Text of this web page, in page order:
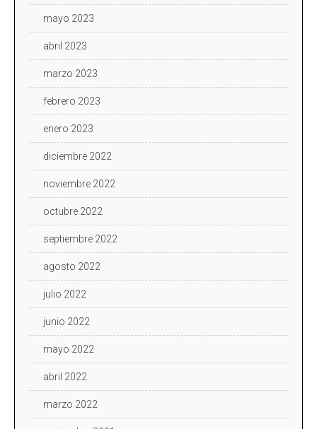
mayo 2023
abril 2023
marzo 2023
febrero 2023
enero 2023
diciembre 2022
noviembre 2022
octubre 2022
septiembre 2022
agosto 2022
julio 2022
junio 2022
mayo 2022
abril 2022
marzo 2022